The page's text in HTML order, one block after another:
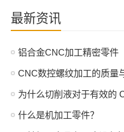
最新资讯
铝合金CNC加工精密零件
CNC数控螺纹加工的质量
什么是机加工零件？